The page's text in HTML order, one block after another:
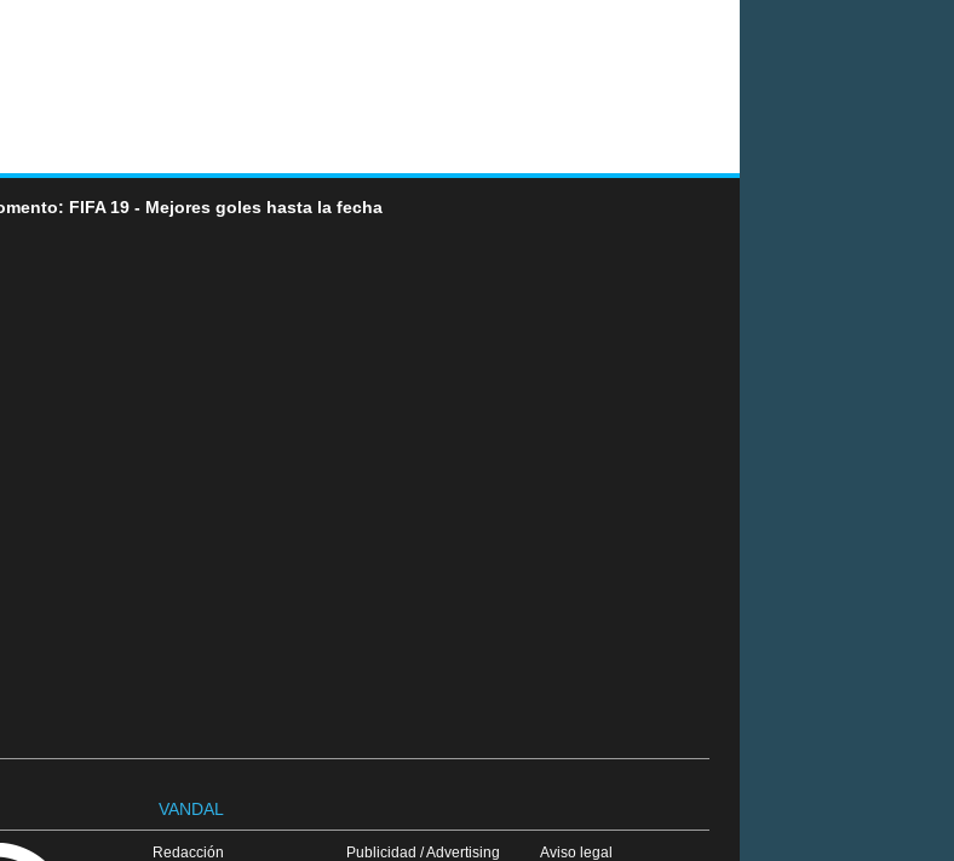
FIFA 19 - Mejores goles hasta la fecha
VANDAL
Redacción Publicidad / Advertising Aviso legal